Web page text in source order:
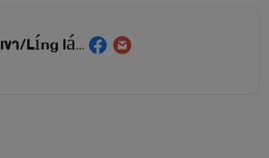
ลิลลี่หุบเขา/Líng lán/Wira Peng